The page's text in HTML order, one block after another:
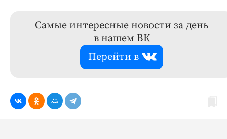
Самые интересные новости за день
в нашем ВК
Перейти в